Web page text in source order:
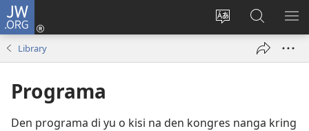
JW.ORG
Kenki
Log
Suku
tapu
JW.ORG
Library
Programa
Den programa di yu o kisi na den kongres nanga kring